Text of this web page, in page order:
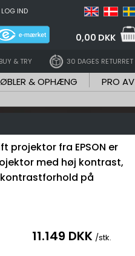
LOG IND
0,00 DKK
BUY & TRY 30 DAGES RETURRET
& OPHÆNG PRO AV
projektor fra EPSON er
med høj kontrast,
på
11.149 DKK /stk.